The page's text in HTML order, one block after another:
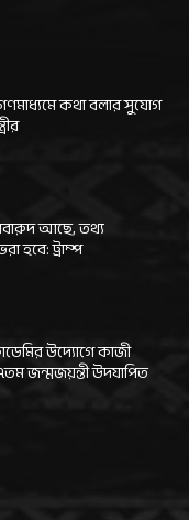
কথা বলার সুযোগ
আছে, তথ্য
হবে: ট্রাম্প
উদ্যোগে কাজী
জন্মজয়ন্তী উদযাপিত